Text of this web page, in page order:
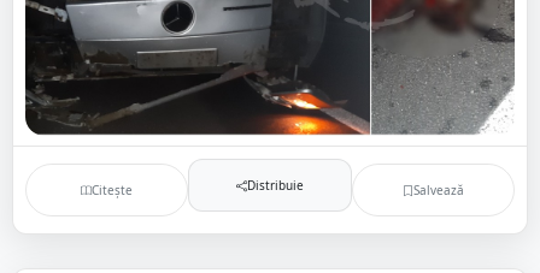
Citește Distribuie Salvează